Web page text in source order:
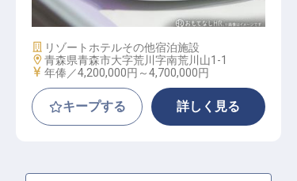
施設業態
リゾートホテルその他宿泊施設
勤務地
青森県青森市大字荒川字南荒川山1-1
給与
年俸／4,200,000円～4,700,000円
キープする 詳しく見る